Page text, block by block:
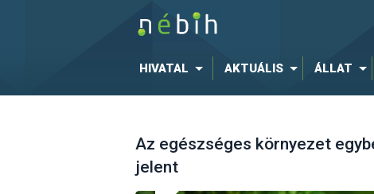
HIVATAL AKTUÁLIS ÁLLAT
Az egészséges környezet
jelent